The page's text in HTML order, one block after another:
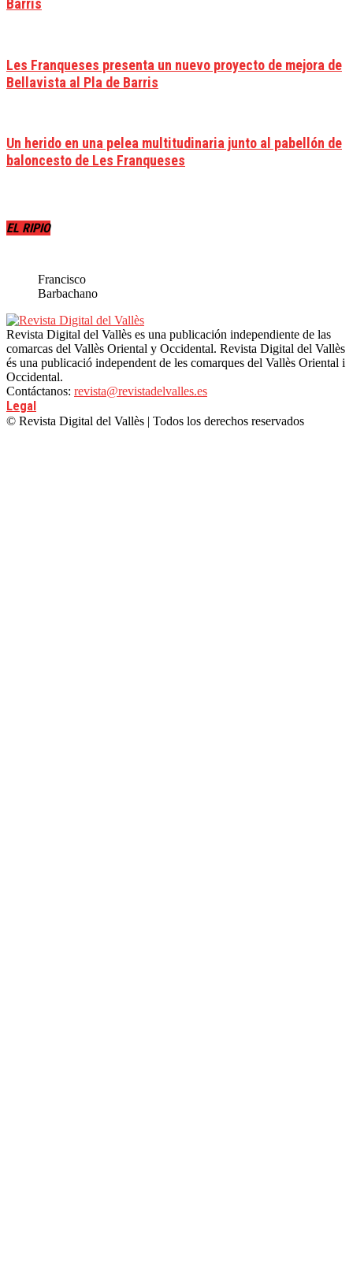
Barris
Les Franqueses presenta un nuevo proyecto de mejora de
Bellavista al Pla de Barris
Un herido en una pelea multitudinaria junto al pabellón de
baloncesto de Les Franqueses
EL RIPIO
Francisco
Barbachano
Revista Digital del Vallès es una publicación independiente de las
comarcas del Vallès Oriental y Occidental. Revista Digital del Vallès
és una publicació independent de les comarques del Vallès Oriental i
Occidental.
Contáctanos: revista@revistadelvalles.es
Legal
© Revista Digital del Vallès | Todos los derechos reservados